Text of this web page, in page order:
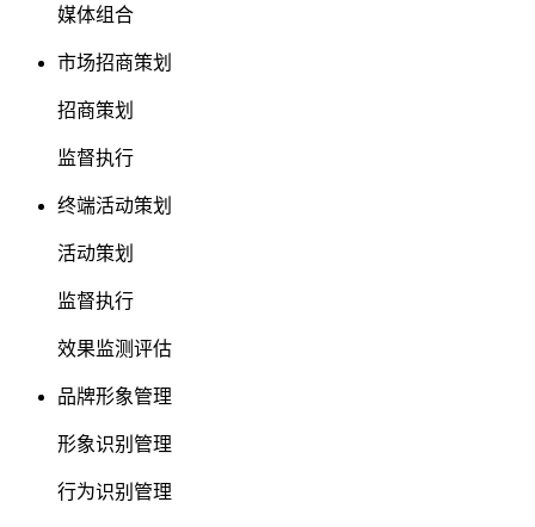
媒体组合
市场招商策划
招商策划
监督执行
终端活动策划
活动策划
监督执行
效果监测评估
品牌形象管理
形象识别管理
行为识别管理